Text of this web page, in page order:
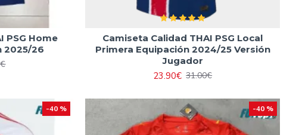
PSG Home
2025/26
Camiseta Calidad THAI PSG Local
Primera Equipación 2024/25 Versión
Jugador
23.90€ 31.00€
-40 % -40 %